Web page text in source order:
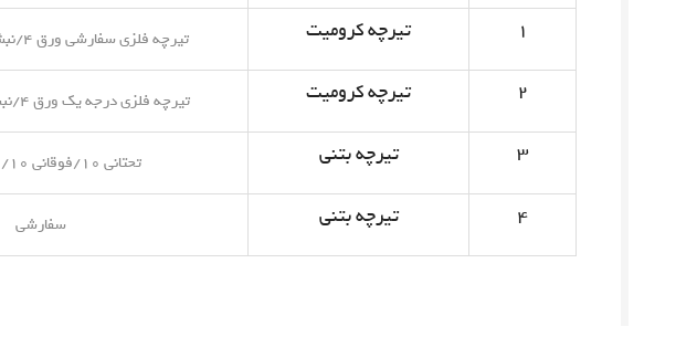
۱ تیرچه کرومیت تیرچه فلزی سفارشی ورق ۴/نبشی ۴/ زیگزال ۱۲
۲ تیرچه کرومیت تیرچه فلزی درجه یک ورق ۴/نبشی ۴/ زیگزال ۱۲
۳ تیرچه بتنی تحتانی ۱۰/فوقانی ۱۰/ زیگزال ۶
۴ تیرچه بتنی سفارشی